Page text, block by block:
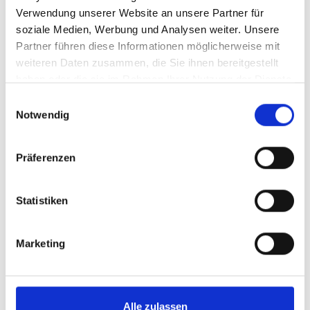
Verwendung unserer Website an unsere Partner für
soziale Medien, Werbung und Analysen weiter. Unsere
Partner führen diese Informationen möglicherweise mit
weiteren Daten zusammen, die Sie ihnen bereitgestellt
Notwendig
Präferenzen
Statistiken
Marketing
Alle zulassen
Inhalt: 0,75 Liter(49,73 € / 1 Liter)
inkl. MwSt.zzgl. Versandkosten
Lapostolle, Colchagua